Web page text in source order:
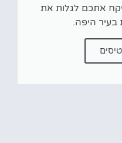
אתכם לגלות את
בעיר היפה.